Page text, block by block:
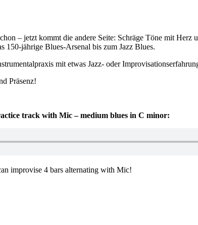
– jetzt kommt die andere Seite: Schräge Töne mit
150-jährige Blues-Arsenal bis zum Jazz Blues.
mit etwas Jazz- oder
Präsenz!
track with Mic – medium blues in C minor:
improvise 4 bars alternating with Mic!